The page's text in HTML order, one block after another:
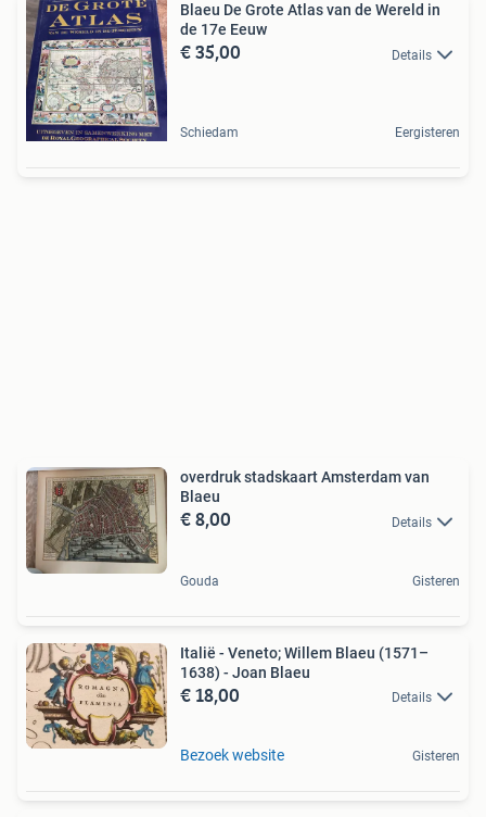
Blaeu De Grote Atlas van de Wereld in
de 17e Eeuw
€ 35,00 Details
Schiedam Eergisteren
overdruk stadskaart Amsterdam van
Blaeu
€ 8,00 Details
Gouda Gisteren
Italië - Veneto; Willem Blaeu (1571–
1638) - Joan Blaeu
€ 18,00 Details
Bezoek website Gisteren